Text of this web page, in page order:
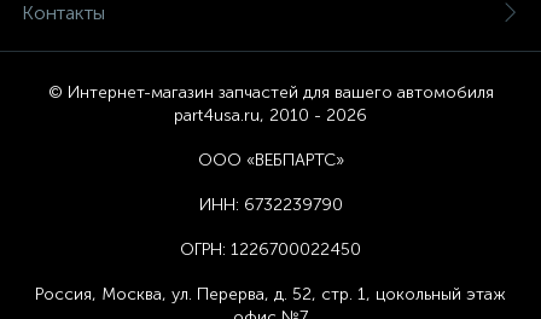
Контакты
© Интернет-магазин запчастей для вашего автомобиля
part4usa.ru, 2010 - 2026
ООО «ВЕБПАРТС»
ИНН: 6732239790
ОГРН: 1226700022450
Россия, Москва, ул. Перерва, д. 52, стр. 1, цокольный этаж